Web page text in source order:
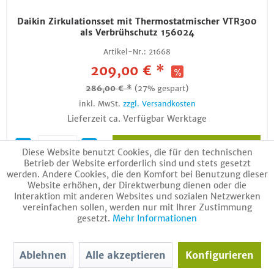
Daikin Zirkulationsset mit Thermostatmischer VTR300
als Verbrühschutz 156024
Artikel-Nr.: 21668
209,00 € *
286,00 € * (27% gespart)
inkl. MwSt. zzgl. Versandkosten
Lieferzeit ca. Verfügbar Werktage
In den Warenkorb
Diese Website benutzt Cookies, die für den technischen
Betrieb der Website erforderlich sind und stets gesetzt
werden. Andere Cookies, die den Komfort bei Benutzung dieser
Website erhöhen, der Direktwerbung dienen oder die
Interaktion mit anderen Websites und sozialen Netzwerken
vereinfachen sollen, werden nur mit Ihrer Zustimmung
gesetzt. Mehr Informationen
Ablehnen Alle akzeptieren Konfigurieren